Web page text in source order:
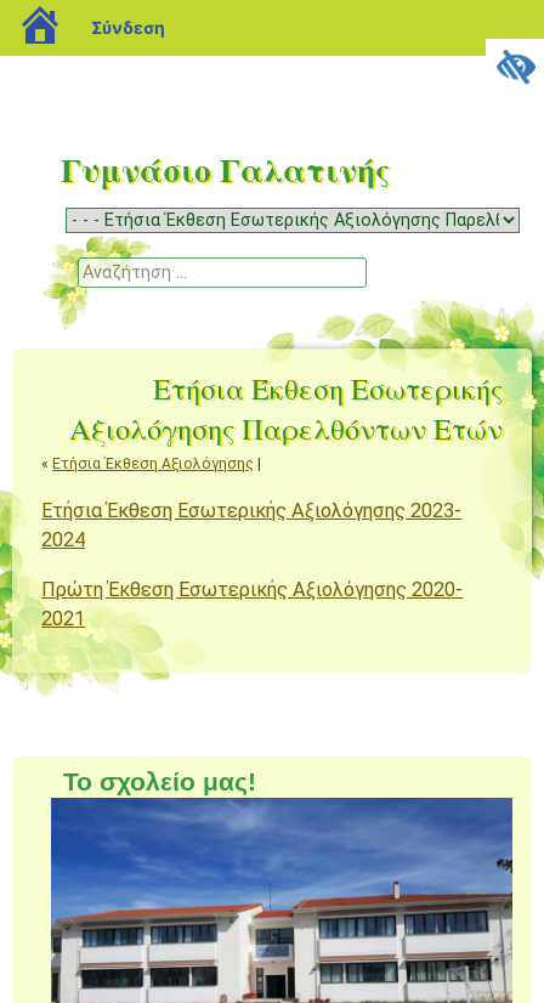
Γυμνάσιο Γαλατινής
Μενού
Μετάβαση
σε
περιεχόμενο
Αναζήτηση
Ετήσια Έκθεση Εσωτερικής
Αξιολόγησης Παρελθόντων Ετών
« Ετήσια Έκθεση Αξιολόγησης
Ετήσια Έκθεση Εσωτερικής Αξιολόγησης 2023-
2024
Πρώτη Έκθεση Εσωτερικής Αξιολόγησης 2020-
2021
Το σχολείο μας!
blogs.sch.gr
Σύνδεση